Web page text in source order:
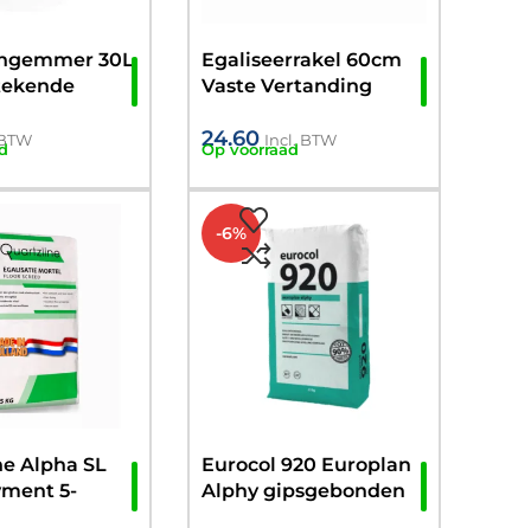
30L
Egaliseerrakel 60cm
Vaste Vertanding
24.60 Incl. BTW
Op voorraad
Alpha SL
5-
-6%
Eurocol 920 Europlan
Alphy gipsgebonden